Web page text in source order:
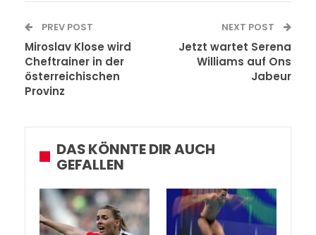
PREV POST
Miroslav Klose wird
Cheftrainer in der
österreichischen
Provinz
NEXT POST
Jetzt wartet Serena
Williams auf Ons
Jabeur
DAS KÖNNTE DIR AUCH
GEFALLEN